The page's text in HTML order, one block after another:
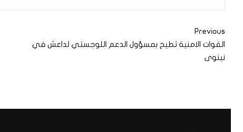
Previous
القوات الامنية تطيح بمسؤول الدعم اللوجستي لداعش في
نينوى